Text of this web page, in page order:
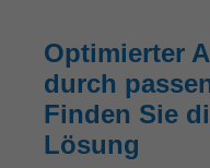
Optimierter
durch
Finden Sie
Lösung